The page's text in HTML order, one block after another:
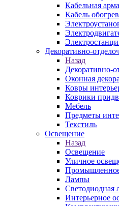
Кабельная
Кабель
Декоративно-
Назад
Декоративно-
Оконная
Ковры
Коврики
Мебель
Предметы
Текстиль
Освещение
Назад
Освещение
Уличное
Лампы
Светодиодная
Интерьерное